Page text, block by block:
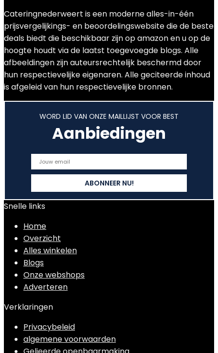
Cateringnederweert is een moderne alles-in-één
prijsvergelijkings- en beoordelingswebsite die de beste
deals biedt die beschikbaar zijn op amazon en u op de
hoogte houdt via de laatst toegevoegde blogs. Alle
afbeeldingen zijn auteursrechtelijk beschermd door
hun respectievelijke eigenaren. Alle geciteerde inhoud
is afgeleid van hun respectievelijke bronnen.
WORD LID VAN ONZE MAILLIJST VOOR BEST
Aanbiedingen
Snelle links
Home
Overzicht
Alles winkelen
Blogs
Onze webshops
Adverteren
Verklaringen
Privacybeleid
algemene voorwaarden